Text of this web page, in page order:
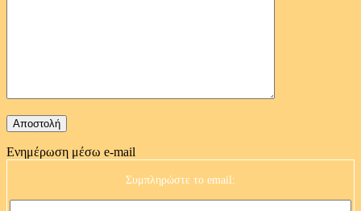
Ενημέρωση μέσω e-mail
Συμπληρώστε το email: